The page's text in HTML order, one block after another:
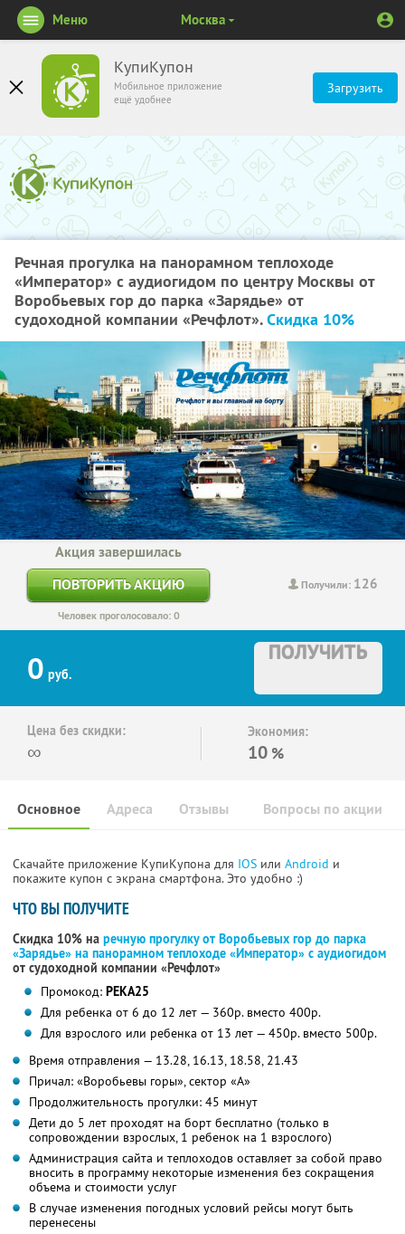
КупиКупон
Мобильное приложение
ещё удобнее
Загрузить
Меню Москва
Речная прогулка на панорамном теплоходе
«Император» с аудиогидом по центру Москвы от
Воробьевых гор до парка «Зарядье» от
судоходной компании «Речфлот».Скидка 10%
Получили: 126
Акция завершилась
ПОВТОРИТЬ АКЦИЮ
Человек проголосовало: 0
0 руб.
ПОЛУЧИТЬ
Цена без скидки:
∞
Экономия:
10 %
Основное Отзывы Вопросы по акции
Адреса
Скачайте приложение КупиКупона для IOS или Android и
покажите купон с экрана смартфона. Это удобно :)
ЧТО ВЫ ПОЛУЧИТЕ
Скидка 10% на речную прогулку от Воробьевых гор до парка
«Зарядье» на панорамном теплоходе «Император» с аудиогидом
от судоходной компании «Речфлот»
Промокод: РЕКА25
Для ребенка от 6 до 12 лет — 360р. вместо 400р.
Для взрослого или ребенка от 13 лет — 450р. вместо 500р.
Время отправления — 13.28, 16.13, 18.58, 21.43
Причал: «Воробьевы горы», сектор «А»
Продолжительность прогулки: 45 минут
Дети до 5 лет проходят на борт бесплатно (только в
сопровождении взрослых, 1 ребенок на 1 взрослого)
Администрация сайта и теплоходов оставляет за собой право
вносить в программу некоторые изменения без сокращения
объема и стоимости услуг
В случае изменения погодных условий рейсы могут быть
перенесены